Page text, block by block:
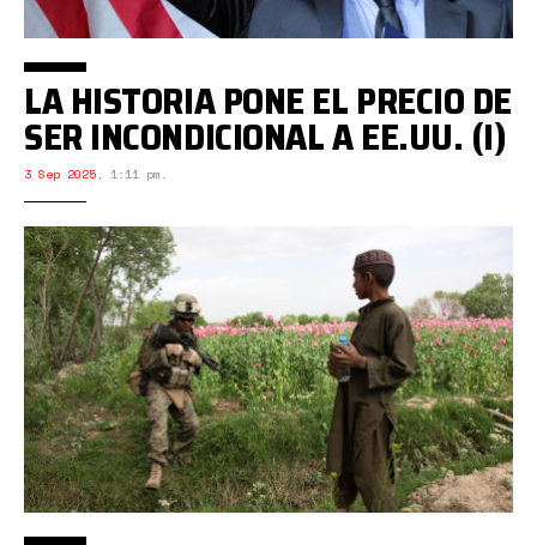
LA HISTORIA PONE EL PRECIO DE
SER INCONDICIONAL A EE.UU. (I)
3 Sep 2025, 1:11 pm.